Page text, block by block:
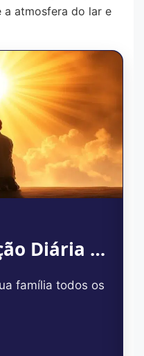
atmosfera do lar e
Saiba Sua Oração Diária Agora
família todos os